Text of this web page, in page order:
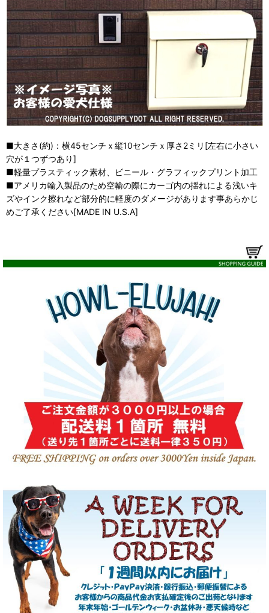
■大きさ(約)：横45センチｘ縦10センチｘ厚さ2ミリ[左右に小さい
穴が１つずつあり]
■軽量プラスティック素材、ビニール・グラフィックプリント加工
■アメリカ輸入製品のため空輸の際にカーゴ内の揺れによる浅いキ
ズやインク擦れなど部分的に軽度のダメージがあります事あらかじ
めご了承ください[MADE IN U.S.A]